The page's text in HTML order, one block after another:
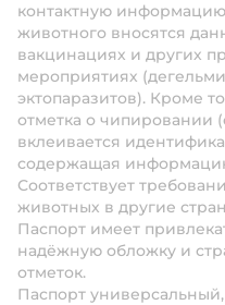
контактную
животного вносятся
вакцинациях и других
мероприятиях
эктопаразитов). Кроме
отметка о чипировании
вклеивается
содержащая
Соответствует
животных в другие
Паспорт имеет
надёжную обложку и
отметок.
Паспорт универсальный,